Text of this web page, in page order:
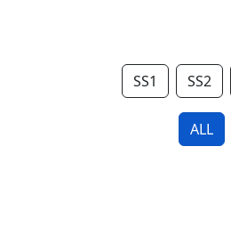
SS1 SS2
ALL